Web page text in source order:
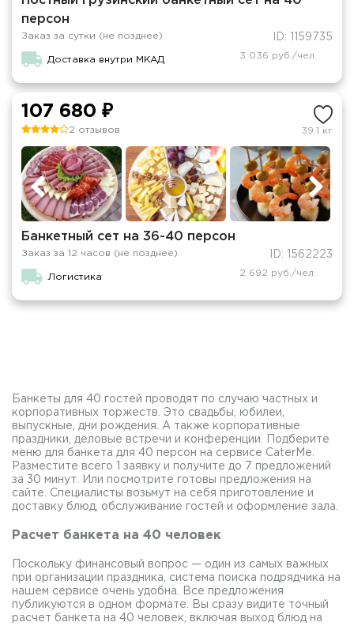
персон
Заказ за сутки (не позднее) ID: 1159735
Доставка внутри МКАД 3 036 руб./чел.
107 680 ₽
2 отзывов 39.1 кг
Банкетный сет на 36-40 персон
Заказ за 12 часов (не позднее) ID: 1562223
Логистика 2 692 руб./чел.
Банкеты для 40 гостей проводят по случаю частных и
корпоративных торжеств. Это свадьбы, юбилеи,
выпускные, дни рождения. А также корпоративные
праздники, деловые встречи и конференции. Подберите
меню для банкета для 40 персон на сервисе CaterMe.
Разместите всего 1 заявку и получите до 7 предложений
за 30 минут. Или посмотрите готовы предложения на
сайте. Специалисты возьмут на себя приготовление и
доставку блюд, обслуживание гостей и оформление зала.
Расчет банкета на 40 человек
Поскольку финансовый вопрос — один из самых важных
при организации праздника, система поиска подрядчика на
нашем сервисе очень удобна. Все предложения
публикуются в одном формате. Вы сразу видите точный
расчет банкета на 40 человек, включая выход блюд на